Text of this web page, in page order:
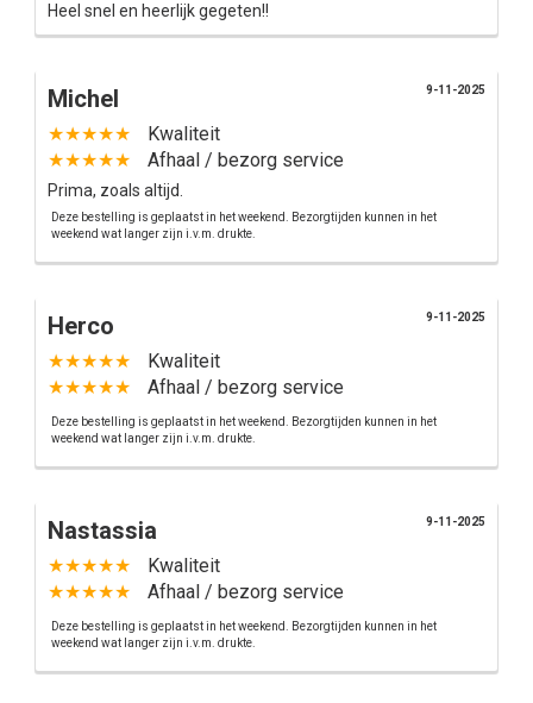
Heel snel en heerlijk gegeten!!
Michel
★★★★★
Kwaliteit
★★★★★
Afhaal / bezorg service
Prima, zoals altijd.
Deze bestelling is geplaatst in het weekend. Bezorgtijden kunnen in het
weekend wat langer zijn i.v.m. drukte.
9-11-2025
Herco
★★★★★
Kwaliteit
★★★★★
Afhaal / bezorg service
Deze bestelling is geplaatst in het weekend. Bezorgtijden kunnen in het
weekend wat langer zijn i.v.m. drukte.
9-11-2025
Nastassia
★★★★★
Kwaliteit
★★★★★
Afhaal / bezorg service
Deze bestelling is geplaatst in het weekend. Bezorgtijden kunnen in het
weekend wat langer zijn i.v.m. drukte.
9-11-2025